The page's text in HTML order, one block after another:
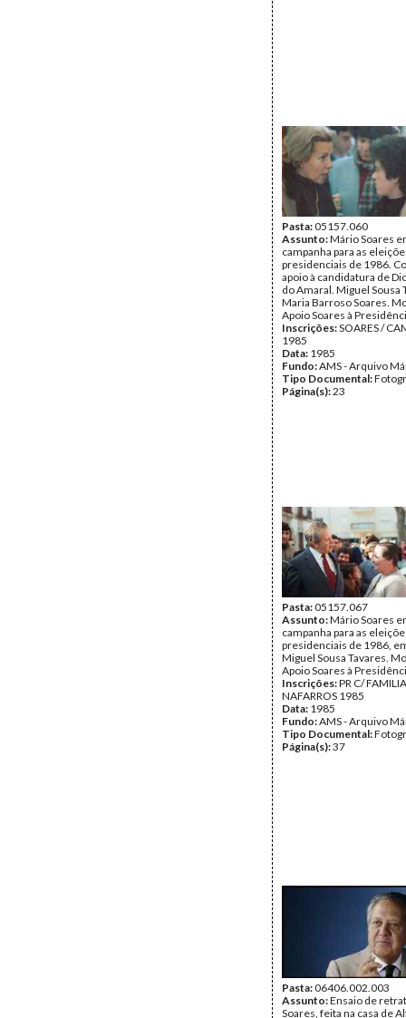
Pasta:05157.060
Assunto:Mário Soares
campanha para as
presidenciais de 1986.
apoio à candidatura de
do Amaral. Miguel Sousa
Maria Barroso Soares.
Apoio Soares à
Inscrições:SOARES /
1985
Data: 1985
Fundo:AMS - Arquivo
Tipo Documental:
Página(s):23
Pasta:05157.067
Assunto:Mário Soares
campanha para as
presidenciais de 1986,
Miguel Sousa Tavares.
Apoio Soares à
Inscrições:PR C/
NAFARROS 1985
Data: 1985
Fundo:AMS - Arquivo
Tipo Documental:
Página(s):37
Pasta:06406.002.003
Assunto:Ensaio de
Soares, feita na casa de